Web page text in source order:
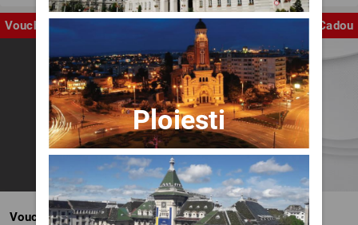
Voucher Cadou
Voucher BILET.ro
Ploiesti